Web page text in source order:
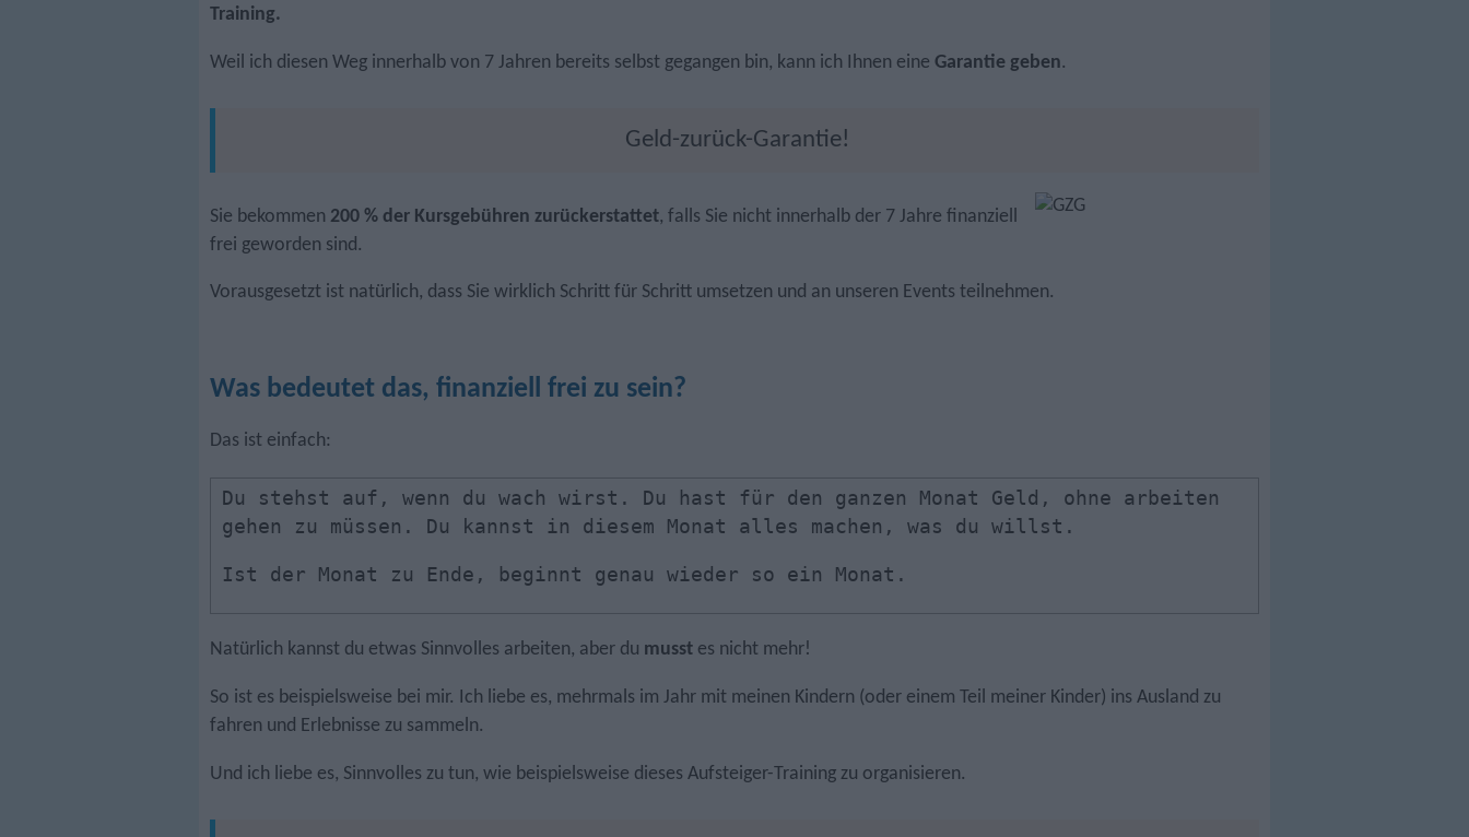
Training.
Weil ich diesen Weg innerhalb von 7 Jahren bereits selbst gegangen bin, kann ich Ihnen eine Garantie geben.
Geld-zurück-Garantie!
Sie bekommen 200 % der Kursgebühren zurückerstattet, falls Sie nicht innerhalb der 7 Jahre finanziell
frei geworden sind.
Vorausgesetzt ist natürlich, dass Sie wirklich Schritt für Schritt umsetzen und an unseren Events teilnehmen.
Was bedeutet das, finanziell frei zu sein?
Das ist einfach:
Du stehst auf, wenn du wach wirst. Du hast für den ganzen Monat Geld, ohne arbeiten
gehen zu müssen. Du kannst in diesem Monat alles machen, was du willst.
Ist der Monat zu Ende, beginnt genau wieder so ein Monat.
Natürlich kannst du etwas Sinnvolles arbeiten, aber du musst es nicht mehr!
So ist es beispielsweise bei mir. Ich liebe es, mehrmals im Jahr mit meinen Kindern (oder einem Teil meiner Kinder) ins Ausland zu
fahren und Erlebnisse zu sammeln.
Und ich liebe es, Sinnvolles zu tun, wie beispielsweise dieses Aufsteiger-Training zu organisieren.